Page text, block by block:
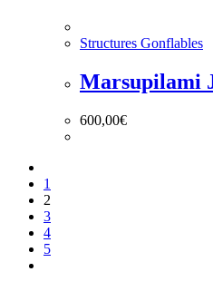
Structures Gonflables
Marsupilami
600,00€
1
2
3
4
5